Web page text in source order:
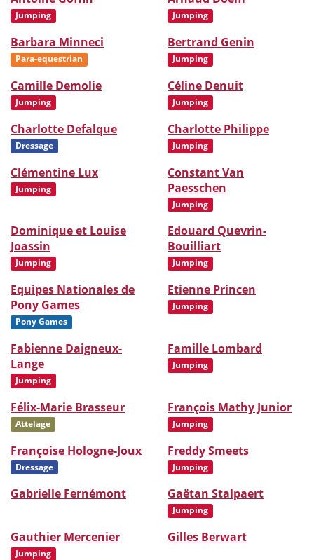
Jumping Jumping
Barbara Minneci
Para-equestrian
Bertrand Genin
Jumping
Camille Demolie
Jumping
Céline Denuit
Jumping
Charlotte Defalque
Dressage
Charlotte Philippe
Jumping
Clémentine Lux
Jumping
Constant Van
Paesschen
Jumping
Dominique et Louise
Joassin
Jumping
Edouard Quevrin-
Bouilliart
Jumping
Equipes Nationales de
Pony Games
Pony Games
Etienne Princen
Jumping
Fabienne Daigneux-
Lange
Jumping
Famille Lombard
Jumping
Félix-Marie Brasseur
Attelage
François Mathy Junior
Jumping
Françoise Hologne-Joux
Dressage
Freddy Smeets
Jumping
Gabrielle Fernémont Gaëtan Stalpaert
Jumping
Gauthier Mercenier
Jumping
Gilles Berwart